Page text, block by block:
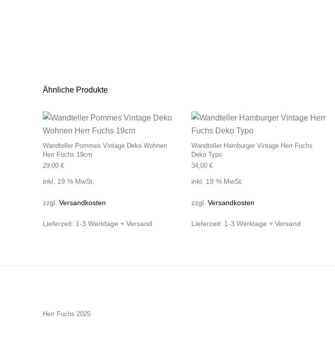
Ähnliche Produkte
Wandteller Pommes Vintage Deko Wohnen
Herr Fuchs 19cm
29,00 €
inkl. 19 % MwSt.
zzgl. Versandkosten
Lieferzeit: 1-3 Werktage + Versand
Wandteller Hamburger Vintage Herr Fuchs
Deko Typo
34,00 €
inkl. 19 % MwSt.
zzgl. Versandkosten
Lieferzeit: 1-3 Werktage + Versand
Herr Fuchs 2025